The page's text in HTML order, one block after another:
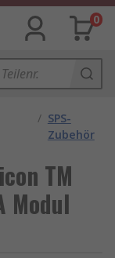
0
/ SPS-
Zubehör
TM
Modul